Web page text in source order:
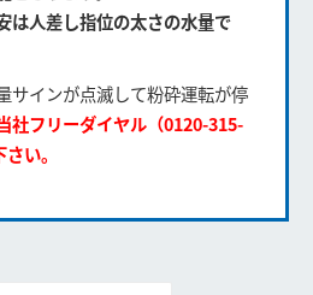
は人差し指位の太さの水量で
サインが点滅して粉砕運転が停
社フリーダイヤル（0120-315-
い。